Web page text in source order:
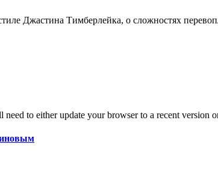
Джастина Тимберлейка, о сложностях
to either update your browser to a recent version